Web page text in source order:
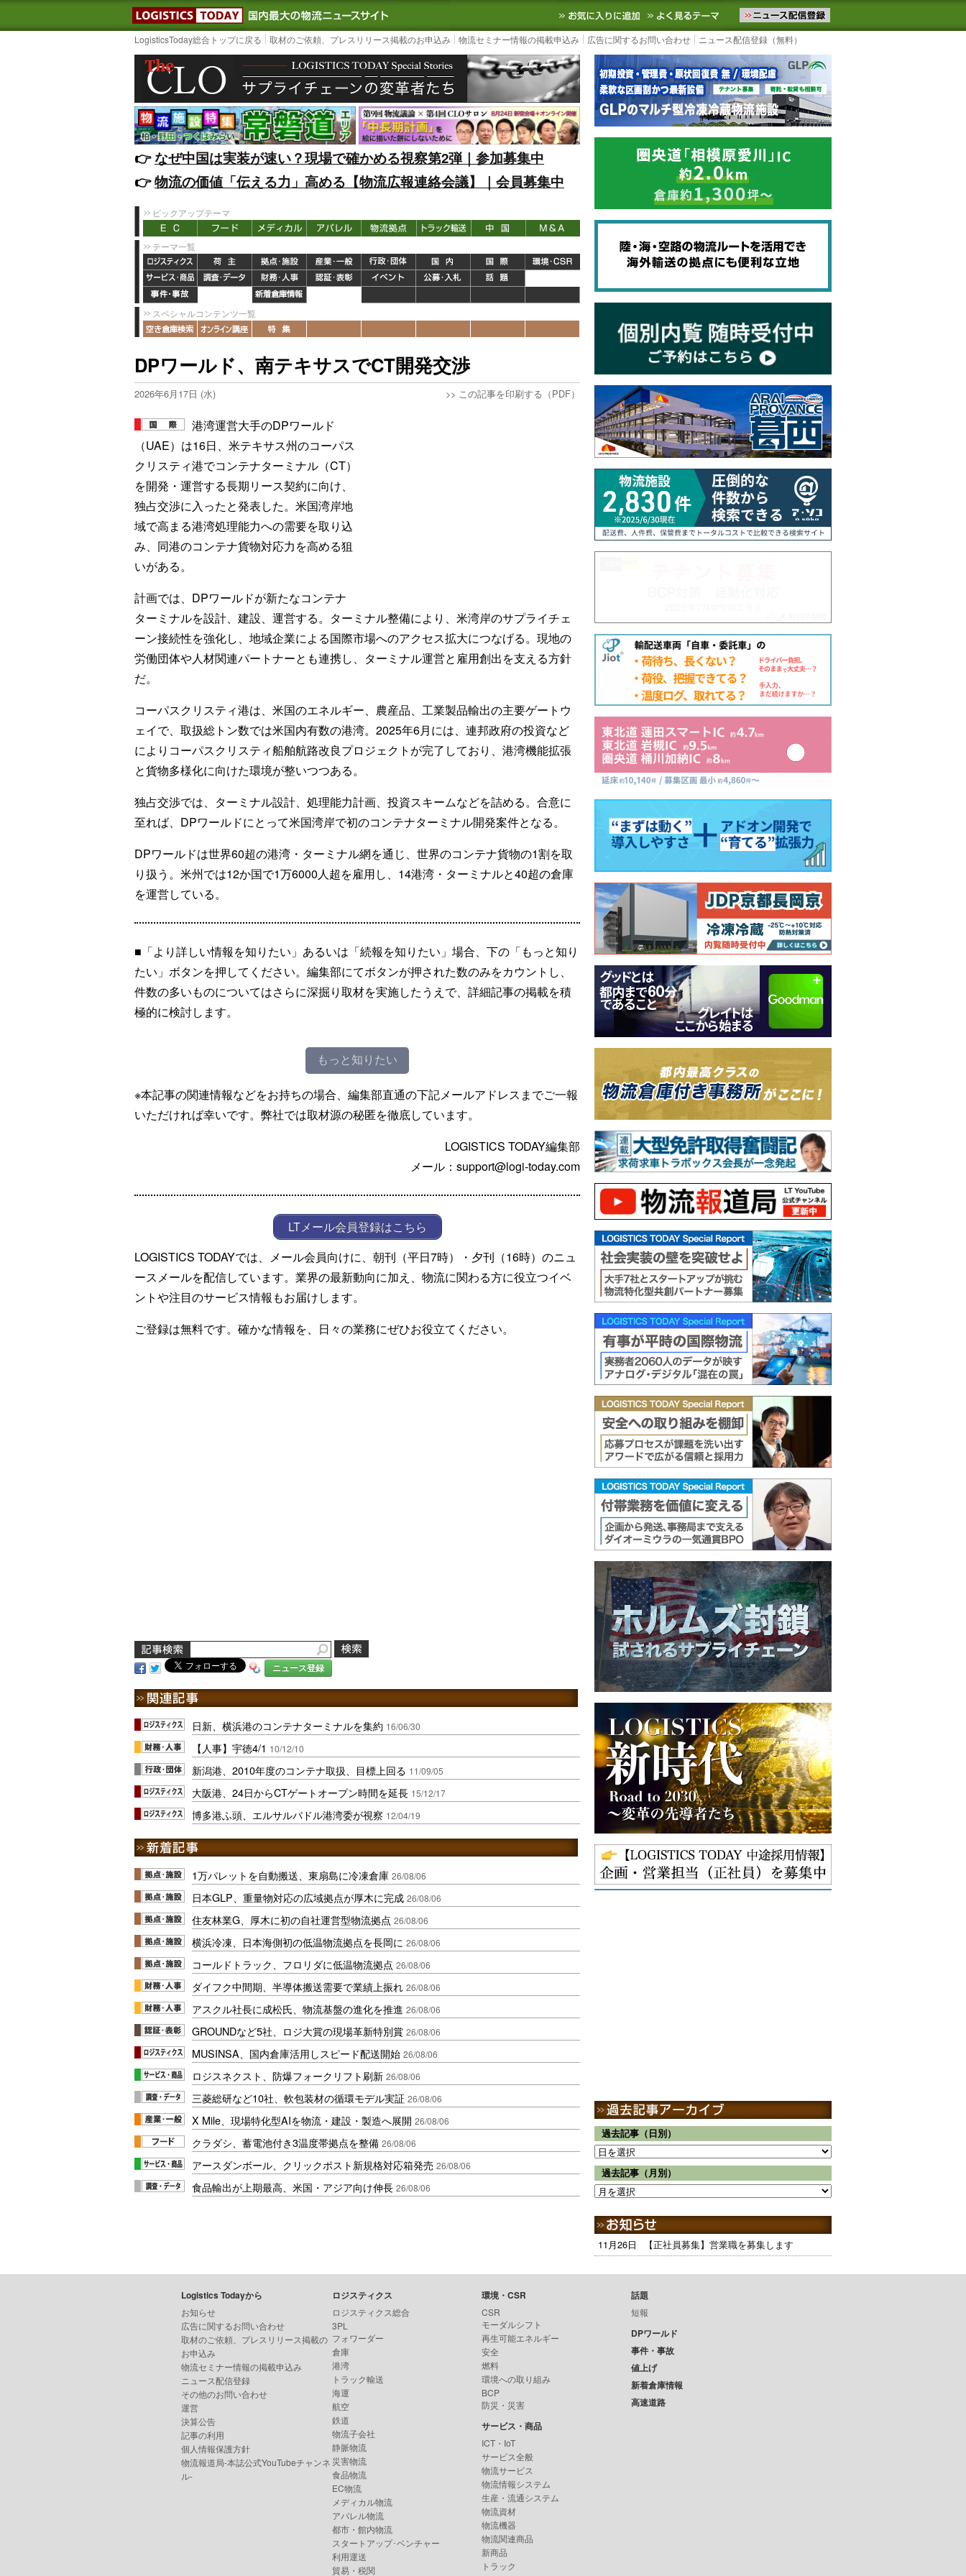
LOGISTICS TODAY｜国内最大の物流ニュースサイト3PL, SCMなど国内外の最新の物流ニュースをお届けします。物流ニュースメール配信を登録す
お気に入りに追加 よく見るテーマ
LogisticsToday総合トップに戻る 取材のご依頼、プレスリリース掲載のお申込み 物流セミナー情報の掲載申込み 広告に関するお問い合わせ ニュース配信登録（無料）
👉️なぜ中国は実装が速い？現場で確かめる視察第2弾｜参加募集中
👉️物流の価値「伝える力」高める【物流広報連絡会議】｜会員募集中
ピックアップテーマ
テーマ一覧
スペシャルコンテンツ一覧
DPワールド、南テキサスでCT開発交渉
2026年6月17日 (水) >> この記事を印刷する（PDF）
港湾運営大手のDPワールド
（UAE）は16日、米テキサス州のコーパス
クリスティ港でコンテナターミナル（CT）
を開発・運営する長期リース契約に向け、
独占交渉に入ったと発表した。米国湾岸地
域で高まる港湾処理能力への需要を取り込
み、同港のコンテナ貨物対応力を高める狙
いがある。
計画では、DPワールドが新たなコンテナ
ターミナルを設計、建設、運営する。ターミナル整備により、米湾岸のサプライチェ
ーン接続性を強化し、地域企業による国際市場へのアクセス拡大につなげる。現地の
労働団体や人材関連パートナーとも連携し、ターミナル運営と雇用創出を支える方針
だ。
コーパスクリスティ港は、米国のエネルギー、農産品、工業製品輸出の主要ゲートウ
ェイで、取扱総トン数では米国内有数の港湾。2025年6月には、連邦政府の投資など
によりコーパスクリスティ船舶航路改良プロジェクトが完了しており、港湾機能拡張
と貨物多様化に向けた環境が整いつつある。
独占交渉では、ターミナル設計、処理能力計画、投資スキームなどを詰める。合意に
至れば、DPワールドにとって米国湾岸で初のコンテナターミナル開発案件となる。
DPワールドは世界60超の港湾・ターミナル網を通じ、世界のコンテナ貨物の1割を取
り扱う。米州では12か国で1万6000人超を雇用し、14港湾・ターミナルと40超の倉庫
を運営している。
■「より詳しい情報を知りたい」あるいは「続報を知りたい」場合、下の「もっと知り
たい」ボタンを押してください。編集部にてボタンが押された数のみをカウントし、
件数の多いものについてはさらに深掘り取材を実施したうえで、詳細記事の掲載を積
極的に検討します。
もっと知りたい
※本記事の関連情報などをお持ちの場合、編集部直通の下記メールアドレスまでご一報
いただければ幸いです。弊社では取材源の秘匿を徹底しています。
LOGISTICS TODAY編集部
メール：support@logi-today.com
LTメール会員登録はこちら
LOGISTICS TODAYでは、メール会員向けに、朝刊（平日7時）・夕刊（16時）のニュ
ースメールを配信しています。業界の最新動向に加え、物流に関わる方に役立つイベ
ントや注目のサービス情報もお届けします。
ご登録は無料です。確かな情報を、日々の業務にぜひお役立てください。
ニュース登録
日新、横浜港のコンテナターミナルを集約 16/06/30
【人事】宇徳4/1 10/12/10
新潟港、2010年度のコンテナ取扱、目標上回る 11/09/05
大阪港、24日からCTゲートオープン時間を延長 15/12/17
博多港ふ頭、エルサルバドル港湾委が視察 12/04/19
1万パレットを自動搬送、東扇島に冷凍倉庫 26/08/06
日本GLP、重量物対応の広域拠点が厚木に完成 26/08/06
住友林業G、厚木に初の自社運営型物流拠点 26/08/06
横浜冷凍、日本海側初の低温物流拠点を長岡に 26/08/06
コールドトラック、フロリダに低温物流拠点 26/08/06
ダイフク中間期、半導体搬送需要で業績上振れ 26/08/06
アスクル社長に成松氏、物流基盤の進化を推進 26/08/06
GROUNDなど5社、ロジ大賞の現場革新特別賞 26/08/06
MUSINSA、国内倉庫活用しスピード配送開始 26/08/06
ロジスネクスト、防爆フォークリフト刷新 26/08/06
三菱総研など10社、軟包装材の循環モデル実証 26/08/06
X Mile、現場特化型AIを物流・建設・製造へ展開 26/08/06
クラダシ、蓄電池付き3温度帯拠点を整備 26/08/06
アースダンボール、クリックポスト新規格対応箱発売 26/08/06
食品輸出が上期最高、米国・アジア向け伸長 26/08/06
過去記事（日別）
過去記事（月別）
11月26日 【正社員募集】営業職を募集します
Logistics Todayから
お知らせ
広告に関するお問い合わせ
取材のご依頼、プレスリリース掲載の
お申込み
物流セミナー情報の掲載申込み
ニュース配信登録
その他のお問い合わせ
運営
決算公告
記事の利用
個人情報保護方針
物流報道局-本誌公式YouTubeチャンネ
ル-
ロジスティクス
ロジスティクス総合
3PL
フォワーダー
倉庫
港湾
トラック輸送
海運
航空
鉄道
物流子会社
静脈物流
災害物流
食品物流
EC物流
メディカル物流
アパレル物流
都市・館内物流
スタートアップ･ベンチャー
利用運送
貿易・税関
環境・CSR
CSR
モーダルシフト
再生可能エネルギー
安全
燃料
環境への取り組み
BCP
防災・災害
サービス・商品
ICT・IoT
サービス全般
物流サービス
物流情報システム
生産・流通システム
物流資材
物流機器
物流関連商品
新商品
トラック
話題
短報
DPワールド
事件・事故
値上げ
新着倉庫情報
高速道路